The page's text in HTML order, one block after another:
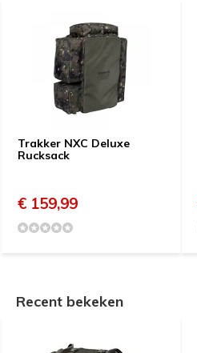
Trakker NXC Deluxe
Rucksack
€ 159,99
Recent bekeken